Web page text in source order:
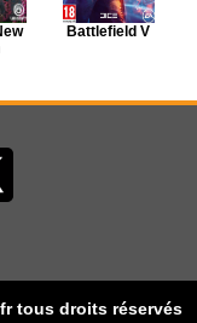
Battlefield V
tous droits réservés